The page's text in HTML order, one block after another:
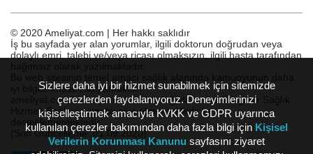
Sizlere daha iyi bir hizmet sunabilmek için sitemizde
çerezlerden faydalanıyoruz. Deneyimlerinizi
kişiselleştirmek amacıyla KVKK ve GDPR uyarınca
kullanılan çerezler bakımından daha fazla bilgi için Kişisel
Verilerin Korunması Kanunu sayfasını ziyaret
© 2020 Ameliyat.com | Her hakkı saklıdır
İş bu sayfada yer alan yorumlar, ilgili doktorun doğrudan veya
dolaylı emri, talebi ve/veya ricası olmaksızın, ilgili hasta tarafından
iyi bilgilenmesini sağlamaktır.
ameliyat.com bir başvuru hizmeti değildir ve herhangi bir Sağlık
Hizmeti Sağlayıcısını tavsiye etmemektedir veya
desteklememektedir.
(Son Güncelleme: 01.09.2020)